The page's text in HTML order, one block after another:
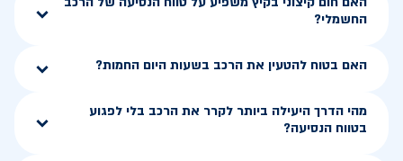
החשמלי?
האם בטוח להטעין את הרכב בשעות היום החמות?
מהי הדרך היעילה ביותר לקרר את הרכב בלי לפגוע
בטווח הנסיעה?